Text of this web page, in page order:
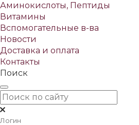
Аминокислоты, Пептиды
Витамины
Вспомогательные в-ва
Новости
Доставка и оплата
Контакты
Поиск
Логин